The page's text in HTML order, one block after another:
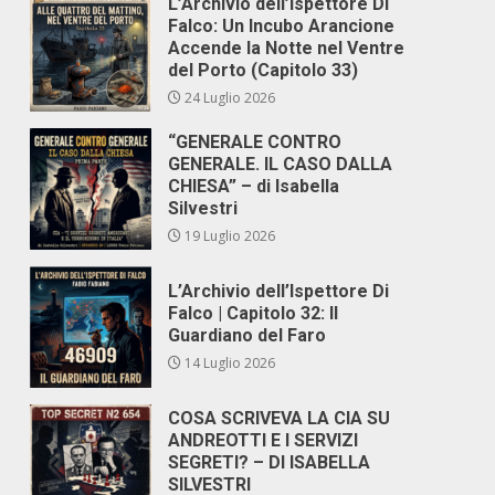
Falco: Un Incubo Arancione
Accende la Notte nel Ventre
del Porto (Capitolo 33)
24 Luglio 2026
“GENERALE CONTRO
GENERALE. IL CASO DALLA
CHIESA” – di Isabella
Silvestri
19 Luglio 2026
L’Archivio dell’Ispettore Di
Falco | Capitolo 32: Il
Guardiano del Faro
14 Luglio 2026
COSA SCRIVEVA LA CIA SU
ANDREOTTI E I SERVIZI
SEGRETI? – DI ISABELLA
SILVESTRI